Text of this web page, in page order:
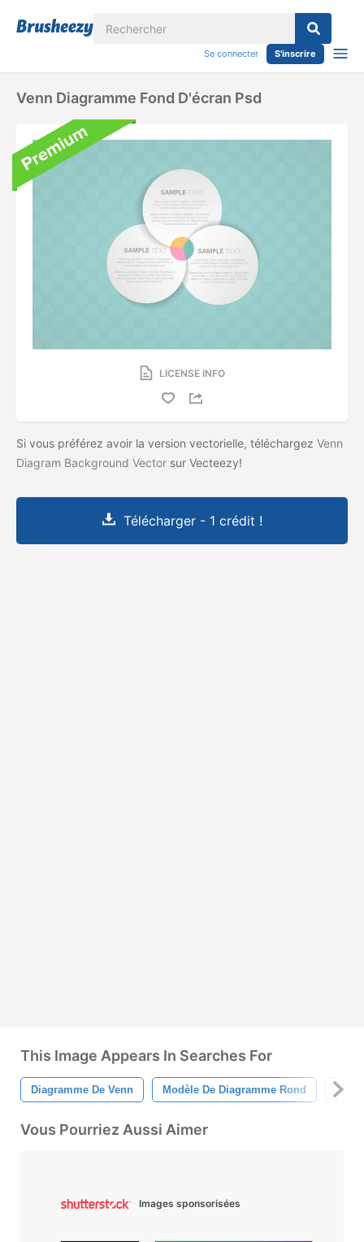
Se connecter S'inscrire
Venn Diagramme Fond D'écran Psd
LICENSE INFO
Si vous préférez avoir la version vectorielle, téléchargez Venn
Diagram Background Vector sur Vecteezy!
Télécharger - 1 crédit !
This Image Appears In Searches For
Diagramme De Venn Modèle De Diagramme Rond
Vous Pourriez Aussi Aimer
Images sponsorisées